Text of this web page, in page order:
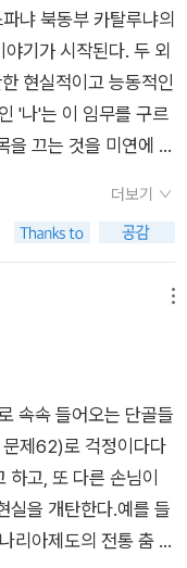
마냐고? 나도 이렇게
. 한 번 해보지 뭐. Pts
세타. 가장 최근의 환
한 번 더 강조하면,
각 지역에 대한 소소
가, 장군, 프랑코 개자
올림픽을 앞에 둔 바
야 딜레탕트인 내 의견
협지다. 여기서 말한
제목에 나오는 구르
’는 지구별에 떨어져
, 저기서 걷어차이는
알지 못해 인간종이 주
을 똥을 싸고, 근육 빵
구라를 쳤다가 뼈가 함
음 외출 때엔 큰 교통
이션에 상당한 무게
히 의미 깊은 작품으로
스중에 하나가 바로 자
정입니다. 존 맥그리거
인접지방의 명소와
성을 대변하고 있다는
안고 있는 사회문제
다른 소스는 올림픽을
청한 경제관등을 그리
는 전작인 <경이로운
서 불거진 정치, 경제
빈자에 대한 멘도사
안고 있는 사회모순
명히 풍자나 비판을 하
나의 매력을 부각시키
들게 한다는 것입니다.
는 모양이다. 그 이유
여기는 문제들 중 하
이점은 이런 것 같
하는 것을 아무리 많
내지 않는 반면, 빈자
자들이 향유하는 면세
있는 것이고, 일시적
이다. 부자들은 빈자
더 크고, 더 건강하
적인 곳을 여행하
면서도 생활이 더 안
많다. 부자들은 집중
이나 이미 지나간 일
돈이 행복을 가져다
건을 분해한 다음, 양
걷기 시작한다. - 35-
냐 북동부 카탈루냐의
기가 시작된다. 두 외
현실적이고 능동적인
'나'는 이 임무를 구르
을 끄는 것을 미연에 방
어갔는데 그 뒤로 '구
외계인 '나'는 구르브
나를 돌아 다니기 시
큼 수월치 않았다.
의 생활을 흉내내기
가게 인수를 고민하기
이거나 강도를 당하기
대장이 날아든다.
구르브를 만나게 되
행복을 만끽하고 있었
더보기
속속 들어오는 단골들
제62)로 걱정이다다
하고, 또 다른 손님이
실을 개탄한다.예를 들
리아제도의 전통 춤 이